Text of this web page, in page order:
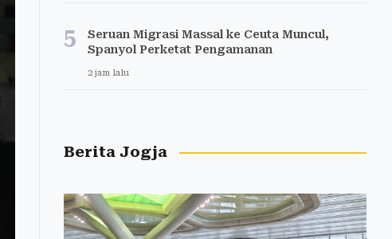
5
Seruan Migrasi Massal ke Ceuta Muncul,
Spanyol Perketat Pengamanan
2 jam lalu
Berita Jogja